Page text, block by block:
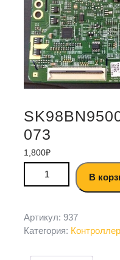
073
1,800₽
В
Артикул: 937
Категория: